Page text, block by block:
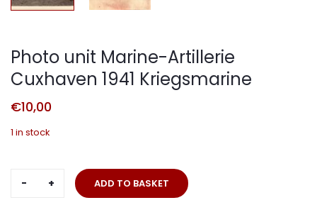
Photo unit Marine-Artillerie
Cuxhaven 1941 Kriegsmarine
€10,00
1 in stock
ADD TO BASKET